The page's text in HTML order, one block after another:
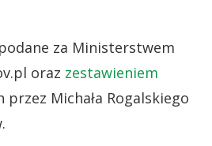
za Ministerstwem
oraz zestawieniem
Michała Rogalskiego